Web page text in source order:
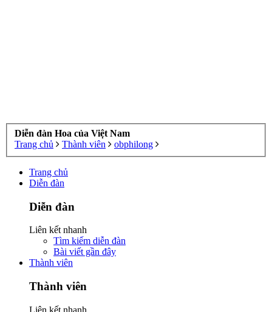
Diễn đàn Hoa của Việt Nam
Trang chủ
Thành viên obphilong
Trang chủ
Diễn đàn
Diễn đàn
Liên kết nhanh
Tìm kiếm diễn đàn
Bài viết gần đây
Thành viên
Thành viên
Liên kết nhanh